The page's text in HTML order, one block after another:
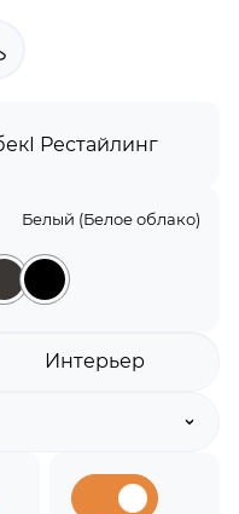
I Рестайлинг
Белый (Белое облако)
Интерьер